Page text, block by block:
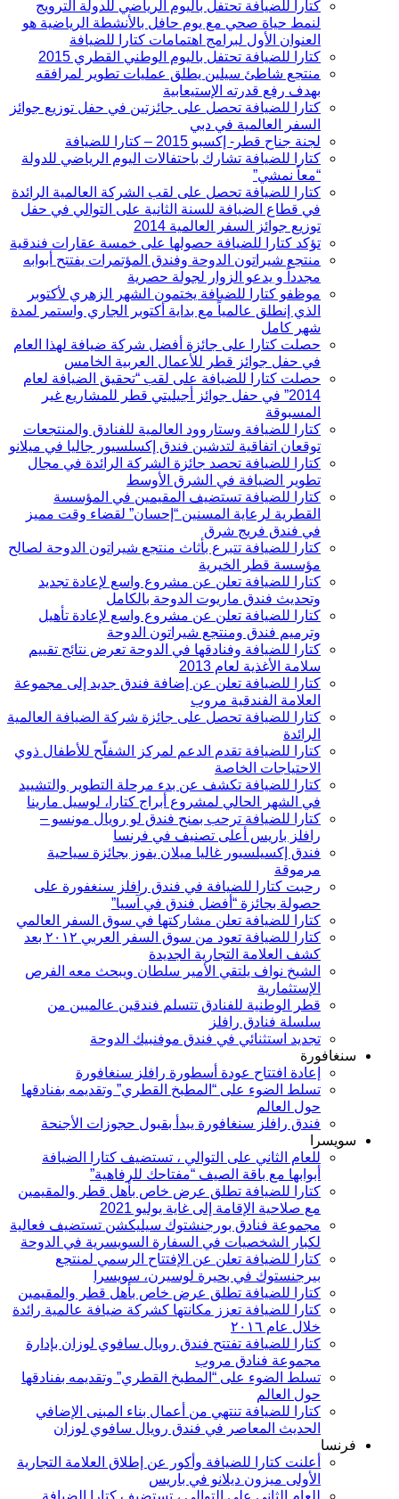
كتارا للضيافة تحتفل باليوم الرياضي للدولة الترويج
لنمط حياة صحي مع يوم حافل بالأنشطة الرياضية هو
العنوان الأول لبرامج اهتمامات كتارا للضيافة
كتارا للضيافة تحتفل باليوم الوطني القطري 2015
منتجع شاطئ سيلين يطلق عمليات تطوير لمرافقه
بهدف رفع قدرته الإستيعابية
كتارا للضيافة تحصل على جائزتين في حفل توزيع جوائز
السفر العالمية في دبي
لجنة جناح قطر- إكسبو 2015 – كتارا للضيافة
كتارا للضيافة تشارك باحتفالات اليوم الرياضي للدولة
“معاً نمشي”
كتارا للضيافة تحصل على لقب الشركة العالمية الرائدة
في قطاع الضيافة للسنة الثانية على التوالي في حفل
توزيع جوائز السفر العالمية 2014
تؤكد كتارا للضيافة حصولها على خمسة عقارات فندقية
منتجع شيراتون الدوحة وفندق المؤتمرات يفتتح أبوابه
مجدداً و يدعو الزوار لجولة حصرية
موظفو كتارا للضيافة يختمون الشهر الزهري لأكتوبر
الذي إنطلق عالمياً مع بداية أكتوبر الجاري واستمر لمدة
شهر كامل
حصلت كتارا على جائزة أفضل شركة ضيافة لهذا العام
في حفل جوائز قطر للأعمال العربية الخامس
حصلت كتارا للضيافة على لقب “تحقيق الضيافة لعام
2014” في حفل جوائز أجيليتي قطر للمشاريع غير
المسبوقة
كتارا للضيافة وستاروود العالمية للفنادق والمنتجعات
توقعان اتفاقية لتدشين فندق إكسلسيور جاليا في ميلانو
كتارا للضيافة تحصد جائزة الشركة الرائدة في مجال
تطوير الضيافة في الشرق الأوسط
كتارا للضيافة تستضيف المقيمين في المؤسسة
القطرية لرعاية المسنين “إحسان” لقضاء وقت مميز
في فندق فريج شرق
كتارا للضيافة تتبرع بأثاث منتجع شيراتون الدوحة لصالح
مؤسسة قطر الخيرية
كتارا للضيافة تعلن عن مشروع واسع لإعادة تجديد
وتحديث فندق ماريوت الدوحة بالكامل
كتارا للضيافة تعلن عن مشروع واسع لإعادة تأهيل
وترميم فندق ومنتجع شيراتون الدوحة
كتارا للضيافة وفنادقها في الدوحة تعرض نتائج تقييم
سلامة الأغذية لعام 2013
كتارا للضيافة تعلن عن إضافة فندق جديد إلى مجموعة
العلامة الفندقية مروب
كتارا للضيافة تحصل على جائزة شركة الضيافة العالمية
الرائدة
كتارا للضيافة تقدم الدعم لمركز الشفلّح للأطفال ذوي
الاحتياجات الخاصة
كتارا للضيافة تكشف عن بدء مرحلة التطوير والتشييد
في الشهر الحالي لمشروع أبراج كتارا، لوسيل مارينا
كتارا للضيافة ترحب بمنح فندق لو رويال مونسو –
رافلز باريس أعلى تصنيف في فرنسا
فندق إكسيلسيور غاليا ميلان يفوز بجائزة سياحية
مرموقة
رحبت كتارا للضيافة في فندق رافلز سنغفورة على
حصولة بجائزة “أفضل فندق في آسيا”
كتارا للضيافة تعلن مشاركتها في سوق السفر العالمي
كتارا للضيافة تعود من سوق السفر العربي ٢٠١٢ بعد
كشف العلامة التجارية الجديدة
الشيخ نواف يلتقي الأمير سلطان ويبحث معه الفرص
الإستثمارية
قطر الوطنية للفنادق تتسلم فندقين عالميين من
سلسلة فنادق رافلز
تجديد استثنائي في فندق موفنبيك الدوحة
سنغافورة
إعادة افتتاح عودة أسطورة رافلز سنغافورة
تسلط الضوء على “المطبخ القطري” وتقديمه بفنادقها
حول العالم
فندق رافلز سنغافورة يبدأ بقبول حجوزات الأجنحة
سويسرا
للعام الثاني على التوالي ، تستضيف كتارا الضيافة
أبوابها مع باقة الصيف “مفتاحك للرفاهية”
كتارا للضيافة تطلق عرض خاص بأهل قطر والمقيمين
مع صلاحية الإقامة إلى غاية يوليو 2021
مجموعة فنادق بورجنشتوك سيليكشن تستضيف فعالية
لكبار الشخصيات في السفارة السويسرية في الدوحة
كتارا للضيافة تعلن عن الإفتتاح الرسمي لمنتجع
بيرجنستوك في بحيرة لوسيرن، سويسرا
كتارا للضيافة تطلق عرض خاص بأهل قطر والمقيمين
كتارا للضيافة تعزز مكانتها كشركة ضيافة عالمية رائدة
خلال عام ۲۰١٦
كتارا للضيافة تفتتح فندق رويال سافوي لوزان بإدارة
مجموعة فنادق مروب
تسلط الضوء على “المطبخ القطري” وتقديمه بفنادقها
حول العالم
كتارا للضيافة تنتهي من أعمال بناء المبنى الإضافي
الحديث المعاصر في فندق رويال سافوي لوزان
فرنسا
أعلنت كتارا للضيافة وأكور عن إطلاق العلامة التجارية
الأولى ميزون ديلانو في باريس
للعام الثاني على التوالي ، تستضيف كتارا الضيافة